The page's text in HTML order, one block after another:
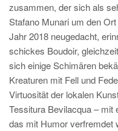
zusammen, der sich als
Stafano Munari um den
Jahr 2018 neugedacht,
schickes Boudoir,
sich einige Schimären
Kreaturen mit Fell und
Virtuosität der lokalen
Tessitura Bevilacqua – mit
das mit Humor verfremdet